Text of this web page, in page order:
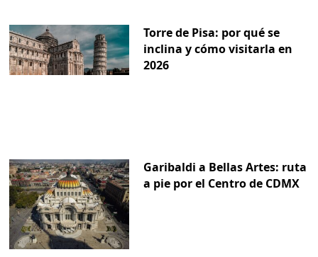
Torre de Pisa: por qué se
inclina y cómo visitarla en
2026
Garibaldi a Bellas Artes: ruta
a pie por el Centro de CDMX